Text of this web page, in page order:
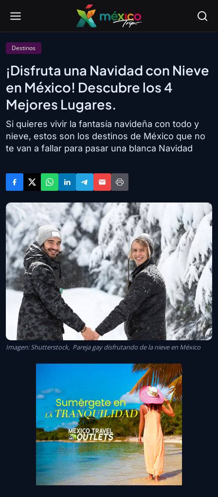
Destinos
¡Disfruta una Navidad con Nieve
en México! Descubre los 4
Mejores Lugares.
Si quieres vivir la fantasía navideña con todo y
nieve, estos son los destinos de México que no
te van a fallar para pasar una blanca Navidad
Imagen: Shutterstock, Pareja gay disfrutando de la nieve en México